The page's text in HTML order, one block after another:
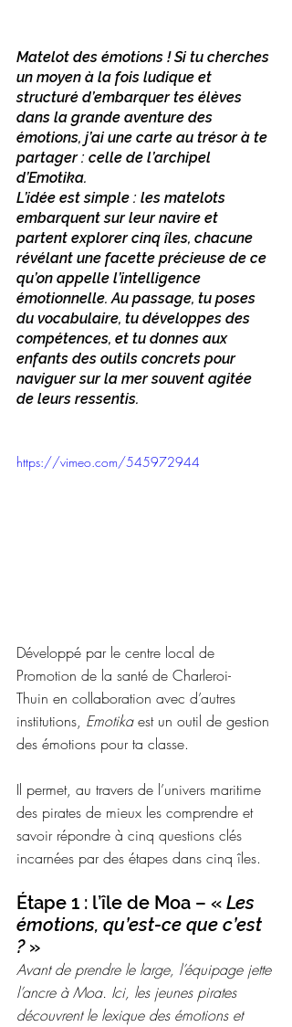
Matelot des émotions ! Si tu cherches
un moyen à la fois ludique et
structuré d’embarquer tes élèves
dans la grande aventure des
émotions, j’ai une carte au trésor à te
partager : celle de l’archipel
d’Emotika.
L’idée est simple : les matelots
embarquent sur leur navire et
partent explorer cinq îles, chacune
révélant une facette précieuse de ce
qu’on appelle l’intelligence
émotionnelle. Au passage, tu poses
du vocabulaire, tu développes des
compétences, et tu donnes aux
enfants des outils concrets pour
naviguer sur la mer souvent agitée
de leurs ressentis.
https://vimeo.com/545972944
Développé par le centre local de
Promotion de la santé de Charleroi-
Thuin en collaboration avec d’autres
institutions, Emotika est un outil de gestion
des émotions pour ta classe.
Il permet, au travers de l’univers maritime
des pirates de mieux les comprendre et
savoir répondre à cinq questions clés
incarnées par des étapes dans cinq îles.
Étape 1 : l’île de Moa – « Les
émotions, qu’est-ce que c’est
? »
Avant de prendre le large, l’équipage jette
l’ancre à Moa. Ici, les jeunes pirates
découvrent le lexique des émotions et